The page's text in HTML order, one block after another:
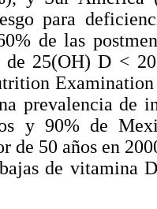
para
de las
de 25(OH) D <
prevalencia de
y 90% de
de 50 años en
de vitamina